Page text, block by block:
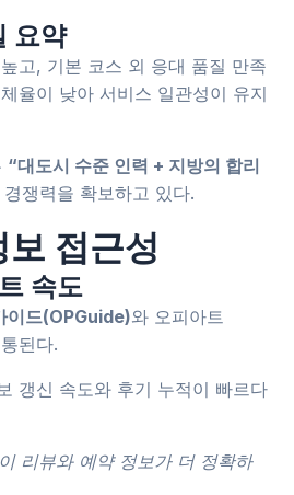
요약
고, 기본 코스 외 응대 품질 만족
율이 낮아 서비스 일관성이 유지
“대도시 수준 인력 + 지방의 합리
쟁력을 확보하고 있다.
접근성
속도
이드(OPGuide)와 오피아트
된다.
갱신 속도와 후기 누적이 빠르다
리뷰와 예약 정보가 더 정확하